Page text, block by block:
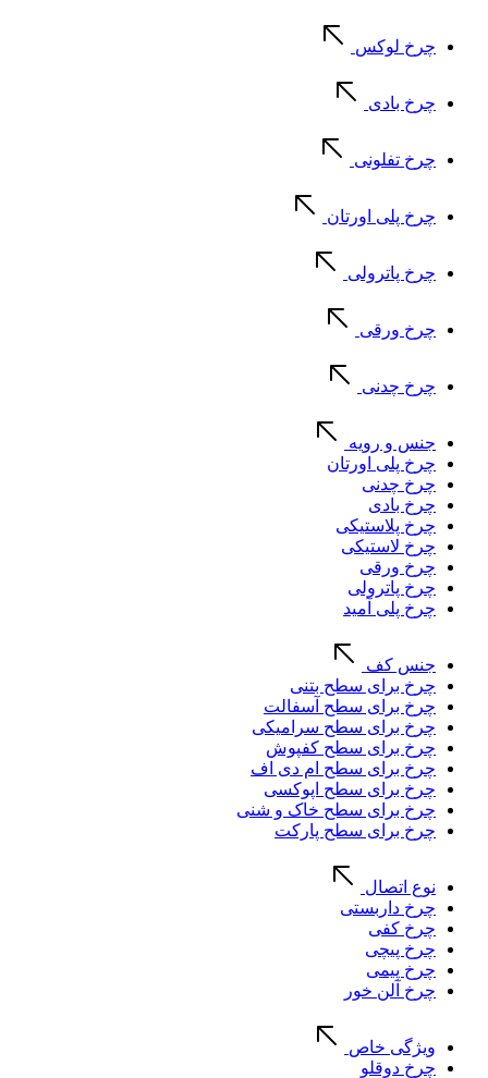
چرخ لوکس
چرخ بادی
چرخ تفلونی
چرخ پلی اورتان
چرخ پاترولی
چرخ ورقی
چرخ چدنی
جنس و رویه
چرخ پلی اورتان
چرخ چدنی
چرخ بادی
چرخ پلاستیکی
چرخ لاستیکی
چرخ ورقی
چرخ پاترولی
چرخ پلی آمید
جنس کف
چرخ برای سطح بتنی
چرخ برای سطح آسفالت
چرخ برای سطح سرامیکی
چرخ برای سطح کفپوش
چرخ برای سطح ام دی اف
چرخ برای سطح اپوکسی
چرخ برای سطح خاک و شنی
چرخ برای سطح پارکت
نوع اتصال
چرخ داربستی
چرخ کفی
چرخ پیچی
چرخ پیمی
چرخ آلن خور
ویژگی خاص
چرخ دوقلو